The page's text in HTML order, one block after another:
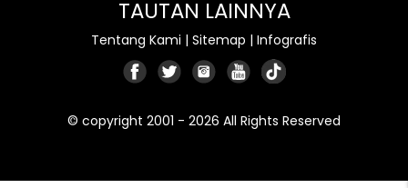
TAUTAN LAINNYA
Tentang Kami | Sitemap | Infografis
© copyright 2001 - 2026 All Rights Reserved